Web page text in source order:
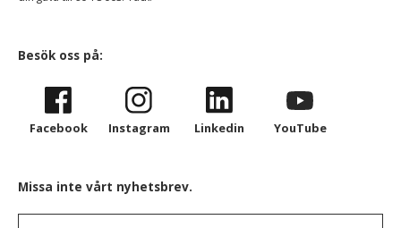
Besök oss på:
Facebook Instagram Linkedin YouTube
Missa inte vårt nyhetsbrev.